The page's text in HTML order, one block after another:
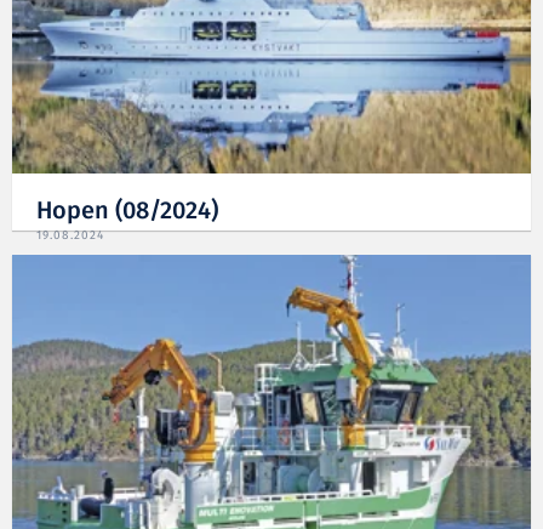
Hopen (08/2024)
19.08.2024